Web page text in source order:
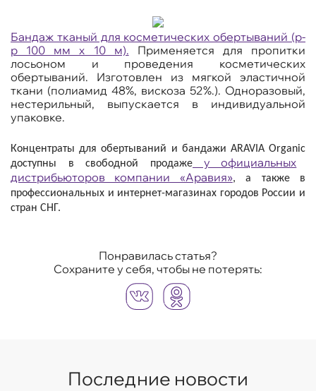
Бандаж тканый для косметических обертываний (р-
р 100 мм х 10 м).
Применяется для пропитки
лосьоном и проведения косметических
обертываний. Изготовлен из мягкой эластичной
ткани (полиамид 48%, вискоза 52%.). Одноразовый,
нестерильный, выпускается в индивидуальной
упаковке.
Концентраты для обертываний и бандажи ARAVIA Organic
доступны в свободной продаже
у официальных
дистрибьюторов компании «Аравия», а также в
профессиональных и интернет-магазинах городов России и
стран СНГ.
Понравилась статья?
Сохраните у себя, чтобы не потерять:
Последние новости